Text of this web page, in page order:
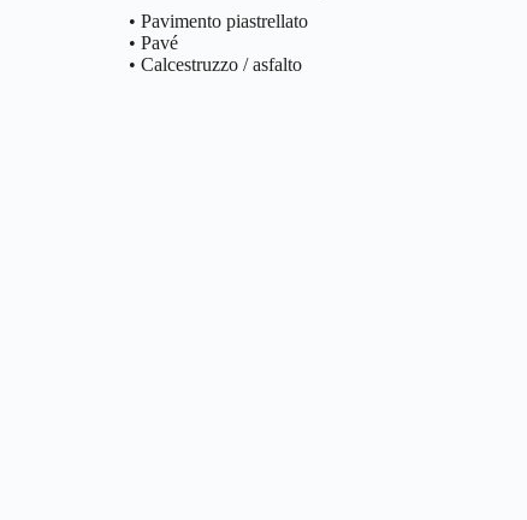
• Pavimento piastrellato
• Pavé
• Calcestruzzo / asfalto